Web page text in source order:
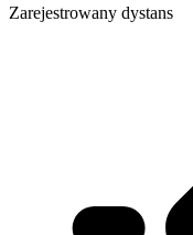
Zarejestrowany dystans